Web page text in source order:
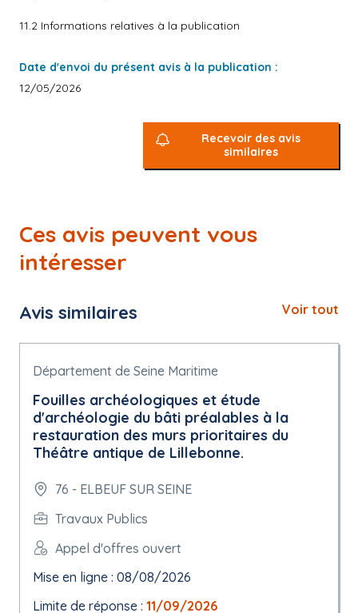
11.2 Informations relatives à la publication
Date d'envoi du présent avis à la publication :
12/05/2026
Recevoir des avis
similaires
Ces avis peuvent vous
intéresser
Avis similaires Voir tout
Département de Seine Maritime
Fouilles archéologiques et étude
d'archéologie du bâti préalables à la
restauration des murs prioritaires du
Théâtre antique de Lillebonne.
76 - ELBEUF SUR SEINE
Travaux Publics
Appel d'offres ouvert
Mise en ligne : 08/08/2026
Limite de réponse : 11/09/2026